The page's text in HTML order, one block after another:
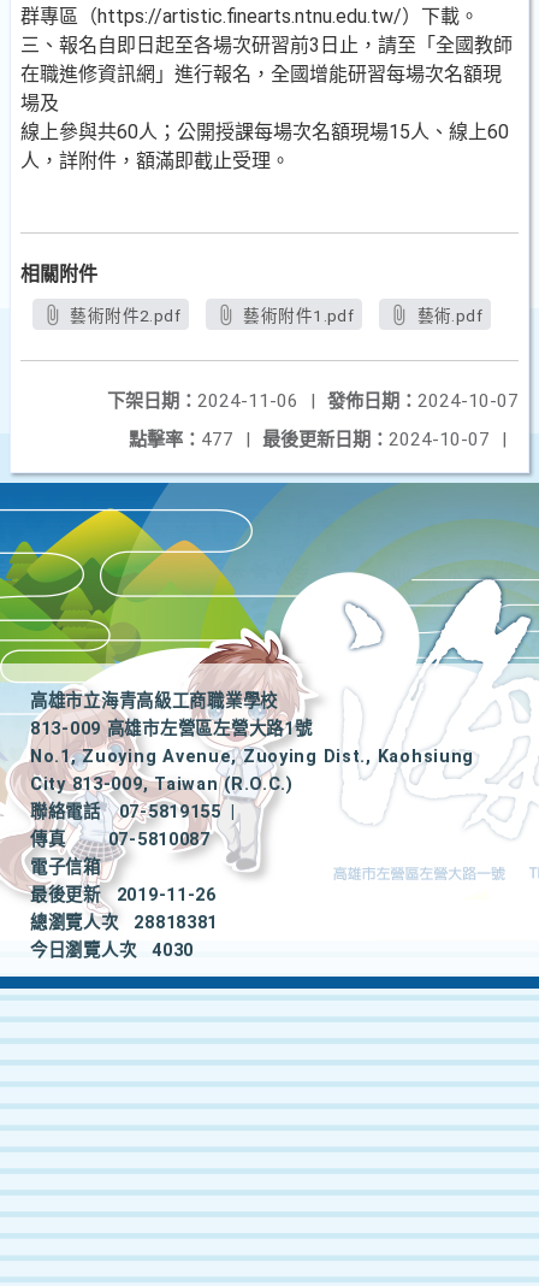
群專區（https://artistic.finearts.ntnu.edu.tw/）下載。
三、報名自即日起至各場次研習前3日止，請至「全國教師
在職進修資訊網」進行報名，全國增能研習每場次名額現
場及
線上參與共60人；公開授課每場次名額現場15人、線上60
人，詳附件，額滿即截止受理。
相關附件
藝術附件2.pdf 藝術附件1.pdf 藝術.pdf
發佈日期： 2024-10-07
下架日期： 2024-11-06
|
最後更新日期： 2024-10-07 |
點擊率： 477 |
高雄市立海青高級工商職業學校
813-009 高雄市左營區左營大路1號
No.1, Zuoying Avenue, Zuoying Dist., Kaohsiung
City 813-009, Taiwan (R.O.C.)
聯絡電話
07-5819155
|
傳真
07-5810087
電子信箱
最後更新
2019-11-26
總瀏覽人次
28818381
今日瀏覽人次
4030